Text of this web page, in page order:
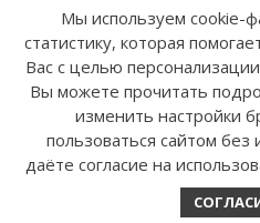
Copyright ©
серия Эл № ФС77-
Мы используем cookie-
статистику, которая
Вас с целью
Вы можете прочитать
изменить настройки
пользоваться сайтом
даёте согласие на